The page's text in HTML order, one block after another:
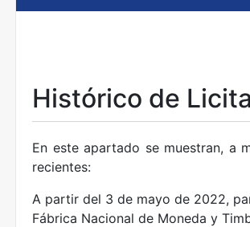
Mostrar/Ocultar
Mostrar/Ocultar
Histórico de
En este apartado se muestran, a
recientes:
A partir del 3 de mayo de 2022,
Fábrica Nacional de Moneda y